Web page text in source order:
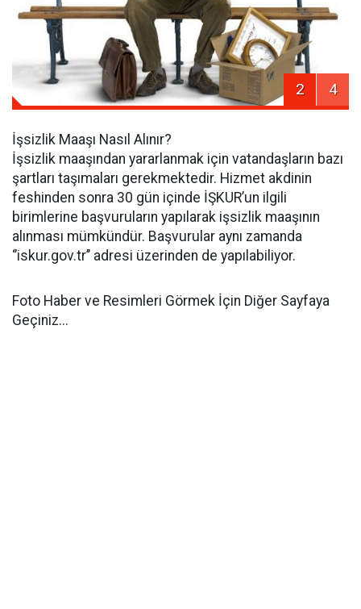
2 4
İşsizlik Maaşı Nasıl Alınır?
İşsizlik maaşından yararlanmak için vatandaşların bazı
şartları taşımaları gerekmektedir. Hizmet akdinin
feshinden sonra 30 gün içinde İŞKUR’un ilgili
birimlerine başvuruların yapılarak işsizlik maaşının
alınması mümkündür. Başvurular aynı zamanda
‘’iskur.gov.tr’’ adresi üzerinden de yapılabiliyor.
Foto Haber ve Resimleri Görmek İçin Diğer Sayfaya
Geçiniz...